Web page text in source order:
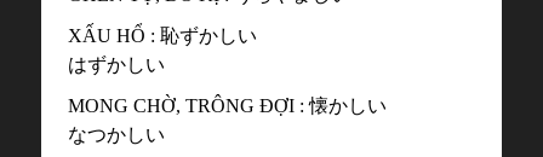
XẤU HỔ : 恥ずかしい
はずかしい
MONG CHỜ, TRÔNG ĐỢI : 懐かしい
なつかしい